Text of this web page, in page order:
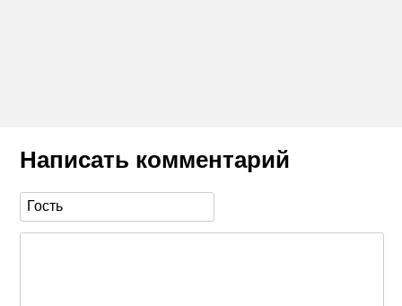
Написать комментарий